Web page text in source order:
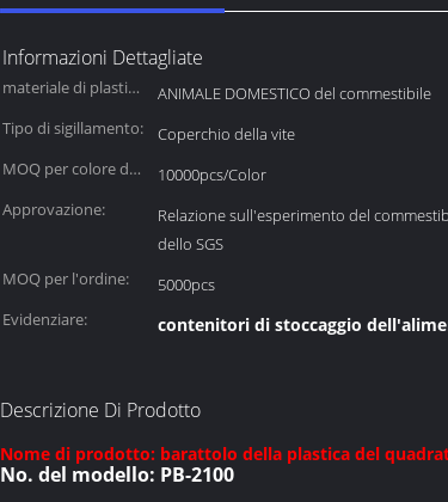
Informazioni Dettagliate
materiale di plastica
ANIMALE DOMESTICO del commestibile
Tipo di sigillamento:
Coperchio della vite
MOQ per colore del
10000pcs/Color
Approvazione:
Relazione sull'esperimento del
dello SGS
MOQ per l'ordine: 5000pcs
Evidenziare:
contenitori di stoccaggio
Descrizione Di Prodotto
Nome di prodotto: barattolo della plastica del
No. del modello: PB-2100